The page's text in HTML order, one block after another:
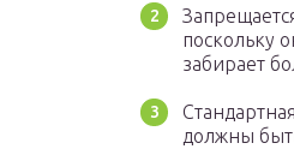
поскольку
забирает
должны